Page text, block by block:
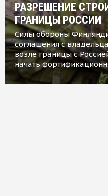
РАЗРЕШЕНИЕ
ГРАНИЦЫ РОССИИ
Силы обороны
соглашения с
возле границы с
начать